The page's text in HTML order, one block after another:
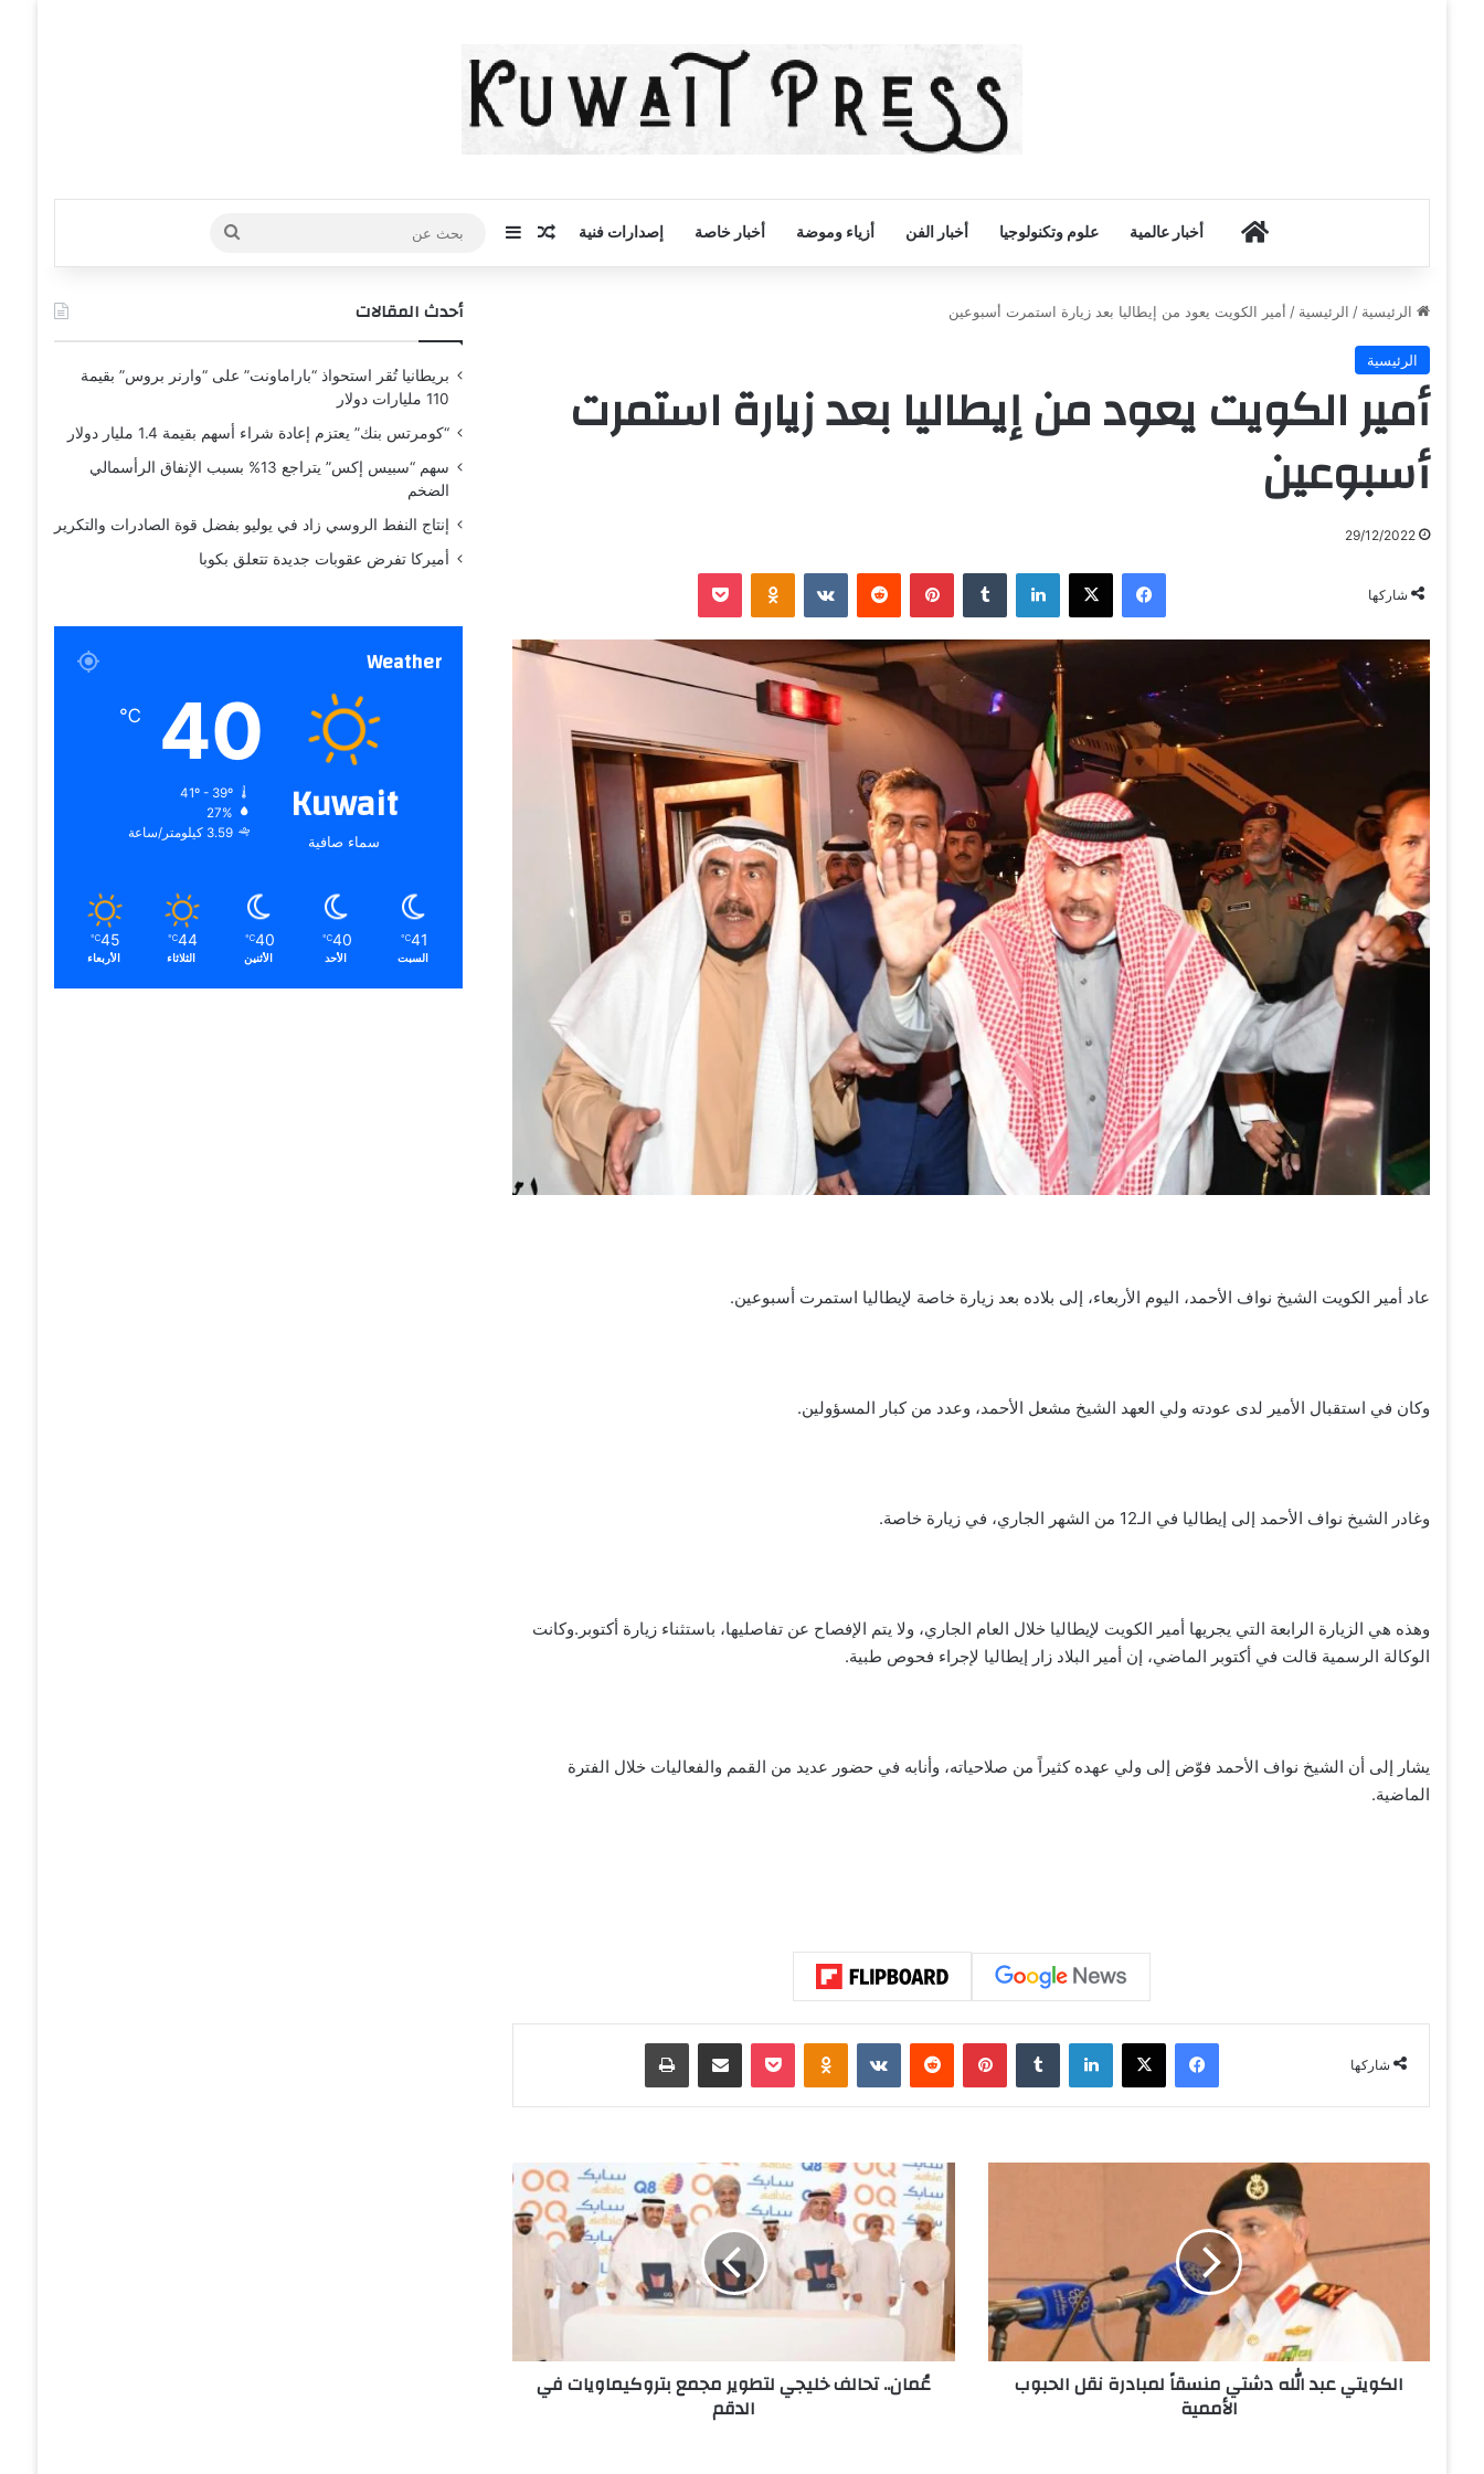
أخبار الكويت
أخبار عالمية علوم وتكنولوجيا أخبار الفن أزياء وموضة أخبار خاصة إصدارات فنية مقال عشوائي
إضافة عمود جانبي
بحث
عن
الرئيسية / الرئيسية / أمير الكويت يعود من إيطاليا بعد زيارة استمرت أسبوعين
الرئيسية
أمير الكويت يعود من إيطاليا بعد زيارة استمرت
أسبوعين
29/12/2022
شاركها
فيسبوك ‫X لينكدإن ‏Tumblr بينتيريست ‏Reddit
‏VKontakte
Odnoklassniki
‫Pocket
عاد أمير الكويت الشيخ نواف الأحمد، اليوم الأربعاء، إلى بلاده بعد زيارة خاصة لإيطاليا استمرت أسبوعين.
وكان في استقبال الأمير لدى عودته ولي العهد الشيخ مشعل الأحمد، وعدد من كبار المسؤولين.
وغادر الشيخ نواف الأحمد إلى إيطاليا في الـ12 من الشهر الجاري، في زيارة خاصة.
وهذه هي الزيارة الرابعة التي يجريها أمير الكويت لإيطاليا خلال العام الجاري، ولا يتم الإفصاح عن تفاصليها، باستثناء زيارة أكتوبر.وكانت
الوكالة الرسمية قالت في أكتوبر الماضي، إن أمير البلاد زار إيطاليا لإجراء فحوص طبية.
يشار إلى أن الشيخ نواف الأحمد فوّض إلى ولي عهده كثيراً من صلاحياته، وأنابه في حضور عديد من القمم والفعاليات خلال الفترة
الماضية.
شاركها
فيسبوك ‫X لينكدإن ‏Tumblr بينتيريست ‏Reddit
‏VKontakte
Odnoklassniki
‫Pocket مشاركة عبر البريد طباعة
و
ب
الكويتي عبد الله دشتي منسقاً لمبادرة نقل الحبوب
الأممية
ن
.
ت
ح
ا
عُمان.. تحالف خليجي لتطوير مجمع بتروكيماويات في
الدقم
أحدث المقالات
بريطانيا تُقر استحواذ “باراماونت” على “وارنر بروس” بقيمة
110 مليارات دولار
“كومرتس بنك” يعتزم إعادة شراء أسهم بقيمة 1.4 مليار دولار
سهم “سبيس إكس” يتراجع 13% بسبب الإنفاق الرأسمالي
الضخم
إنتاج النفط الروسي زاد في يوليو بفضل قوة الصادرات والتكرير
أميركا تفرض عقوبات جديدة تتعلق بكوبا
Weather
Kuwait
سماء صافية
40
℃
41º - 39º
27%
3.59 كيلومتر/ساعة
41
℃
السبت
40
℃
الأحد
40
℃
الأثنين
44
℃
الثلاثاء
45
℃
الأربعاء